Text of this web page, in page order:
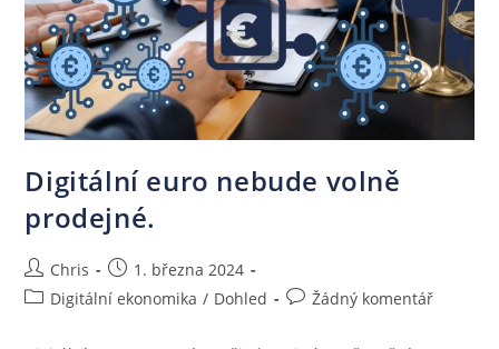
Digitální euro nebude volně
prodejné.
Chris
1. března 2024
Digitální ekonomika / Dohled Žádný komentář